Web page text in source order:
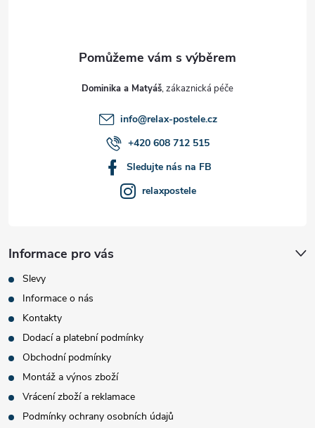
Dominika a Matyáš
info@relax-postele.cz
+420 608 712 515
Sledujte nás na FB
relaxpostele
Informace pro vás
Slevy
Informace o nás
Kontakty
Dodací a platební podmínky
Obchodní podmínky
Montáž a výnos zboží
Vrácení zboží a reklamace
Podmínky ochrany osobních údajů